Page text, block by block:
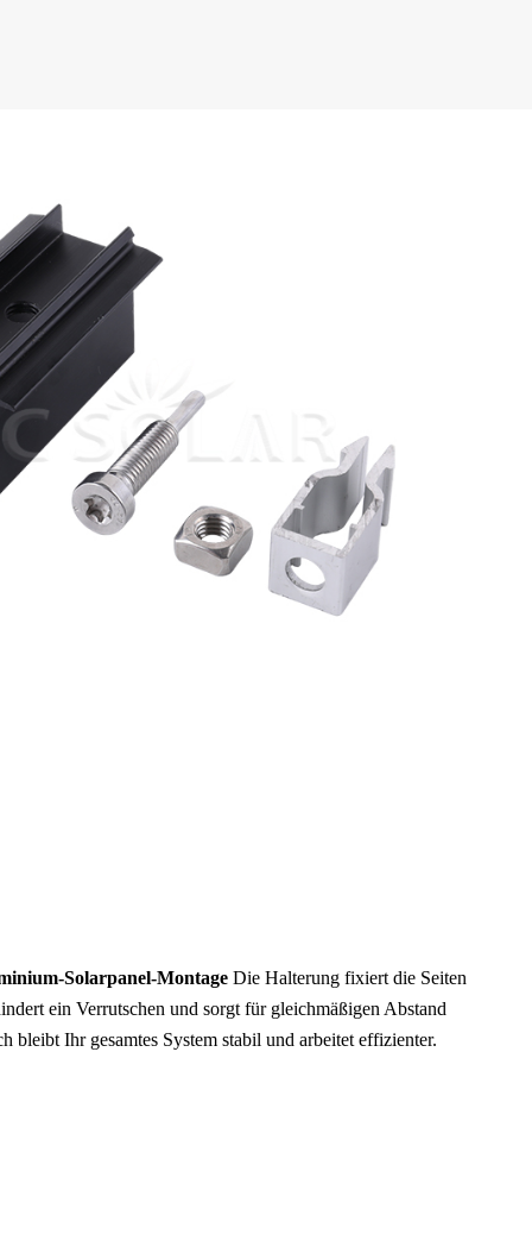
Solarpanel-Montage Die Halterung fixiert die Seiten
ein Verrutschen und sorgt für gleichmäßigen Abstand
bleibt Ihr gesamtes System stabil und arbeitet effizienter.